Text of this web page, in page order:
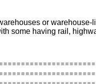
or
some having rail,